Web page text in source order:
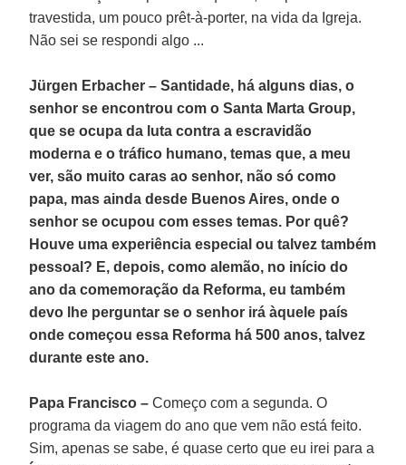
travestida, um pouco prêt-à-porter, na vida da Igreja.
Não sei se respondi algo ...
Jürgen Erbacher – Santidade, há alguns dias, o
senhor se encontrou com o Santa Marta Group,
que se ocupa da luta contra a escravidão
moderna e o tráfico humano, temas que, a meu
ver, são muito caras ao senhor, não só como
papa, mas ainda desde Buenos Aires, onde o
senhor se ocupou com esses temas. Por quê?
Houve uma experiência especial ou talvez também
pessoal? E, depois, como alemão, no início do
ano da comemoração da Reforma, eu também
devo lhe perguntar se o senhor irá àquele país
onde começou essa Reforma há 500 anos, talvez
durante este ano.
Papa Francisco – Começo com a segunda. O
programa da viagem do ano que vem não está feito.
Sim, apenas se sabe, é quase certo que eu irei para a